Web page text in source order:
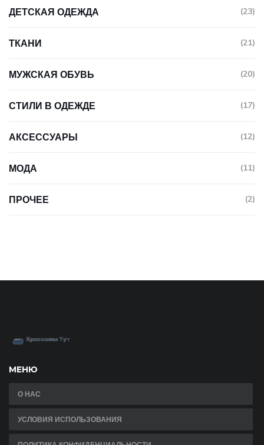
ДЕТСКАЯ ОДЕЖДА (23)
ТКАНИ (21)
МУЖСКАЯ ОБУВЬ (20)
СТИЛИ В ОДЕЖДЕ (17)
АКСЕССУАРЫ (12)
МОДА (11)
ПРОЧЕЕ (2)
МЕНЮ
О НАС
УСЛОВИЯ ИСПОЛЬЗОВАНИЯ